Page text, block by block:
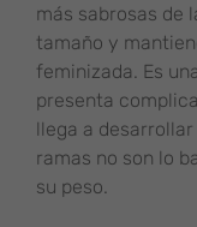
más sabrosas de
tamaño y
feminizada. Es
presenta
llega a
ramas no son lo
su peso.